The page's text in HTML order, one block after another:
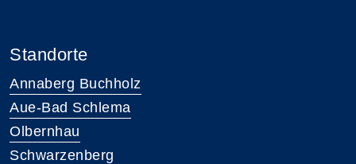
Standorte
Annaberg Buchholz
Aue-Bad Schlema
Olbernhau
Schwarzenberg